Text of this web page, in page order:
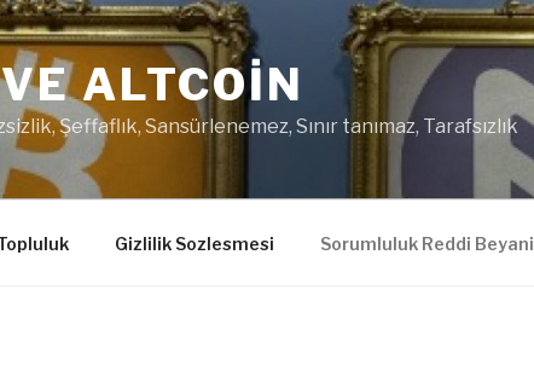
ALTCOIN
Şeffaflık, Sansürlenemez, Sınır tanımaz, Tarafsızlık
Gizlilik Sozlesmesi Sorumluluk Reddi Beyani